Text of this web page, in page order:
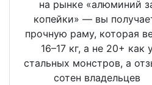
на рынке «алюминий
копейки» — вы
прочную раму, которая
16–17 кг, а не 20+ как
стальных монстров, а
сотен владельцев